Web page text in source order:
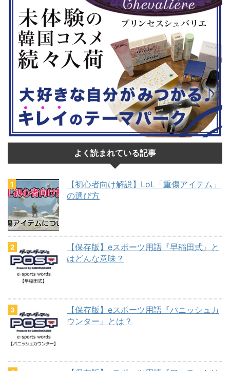
よく読まれている記事
【初心者向け解説】LoL「重傷アイテム」
の選び方
【保存版】eスポーツ用語『早稲田式』と
はどんな意味？
【保存版】eスポーツ用語『パニッシュカ
ウンター』とは？